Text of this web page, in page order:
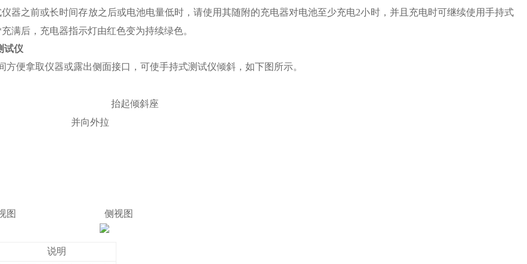
器之前或长时间存放之后或电池电量低时，请使用其随附的充电器对电池至少充电2小时，并且充电时可继续使用手持式
满后，充电器指示灯由红色变为持续绿色。
试仪
方便拿取仪器或露出侧面接口，可使手持式测试仪倾斜，如下图所示。
抬起倾斜座
外拉
图 侧视图
说明